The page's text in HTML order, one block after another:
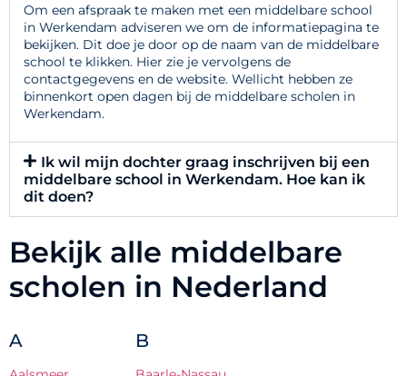
Om een afspraak te maken met een middelbare school
in Werkendam adviseren we om de informatiepagina te
bekijken. Dit doe je door op de naam van de middelbare
school te klikken. Hier zie je vervolgens de
contactgegevens en de website. Wellicht hebben ze
binnenkort open dagen bij de middelbare scholen in
Werkendam.
Ik wil mijn dochter graag inschrijven bij een
middelbare school in Werkendam. Hoe kan ik
dit doen?
Bekijk alle middelbare
scholen in Nederland
A B